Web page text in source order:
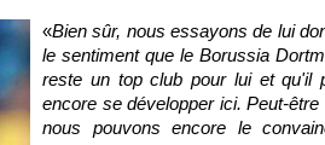
«Bien sûr, nous essayons de lui
le sentiment que le Borussia
reste un top club pour lui et qu'il
encore se développer ici. Peut-être
nous pouvons encore le